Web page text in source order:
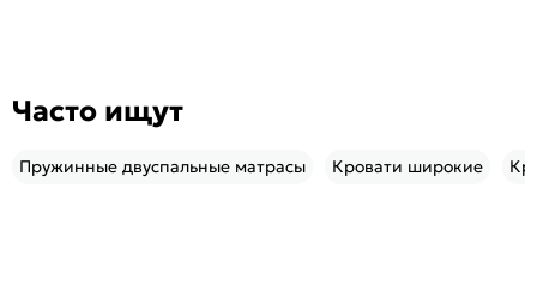
Часто ищут
Пружинные двуспальные матрасы Кровати широкие